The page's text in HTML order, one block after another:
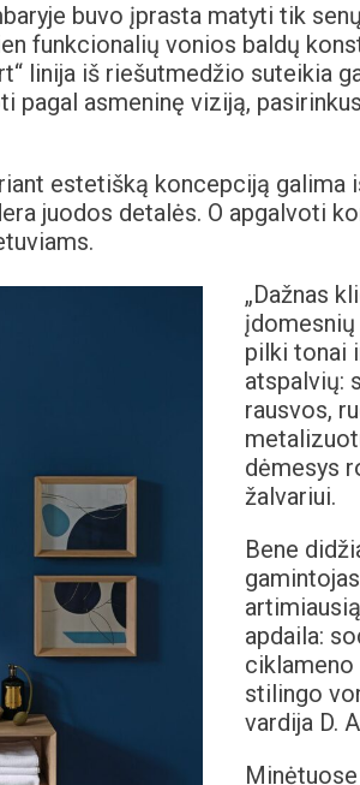
buvo įprasta matyti tik
funkcionalių vonios baldų
linija iš riešutmedžio suteikia
pagal asmeninę viziją,
estetišką koncepciją
juodos detalės. O apgalvoti
„Dažnas
įdomesnių
pilki tonai
atspalvių:
rausvos,
dėmesys
žalvariui.
Bene
apdaila:
ciklameno
stilingo
vardija D.